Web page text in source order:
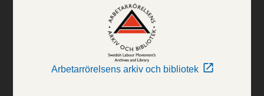
Arbetarrörelsens arkiv och bibliotek